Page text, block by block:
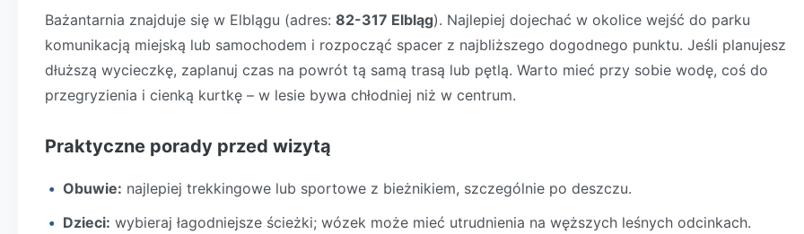
Bażantarnia znajduje się w Elblągu (adres: 82-317 Elbląg). Najlepiej dojechać w okolice wejść do parku
komunikacją miejską lub samochodem i rozpocząć spacer z najbliższego dogodnego punktu. Jeśli planujesz
dłuższą wycieczkę, zaplanuj czas na powrót tą samą trasą lub pętlą. Warto mieć przy sobie wodę, coś do
przegryzienia i cienką kurtkę – w lesie bywa chłodniej niż w centrum.
Praktyczne porady przed wizytą
Obuwie: najlepiej trekkingowe lub sportowe z bieżnikiem, szczególnie po deszczu.
Dzieci: wybieraj łagodniejsze ścieżki; wózek może mieć utrudnienia na węższych leśnych odcinkach.